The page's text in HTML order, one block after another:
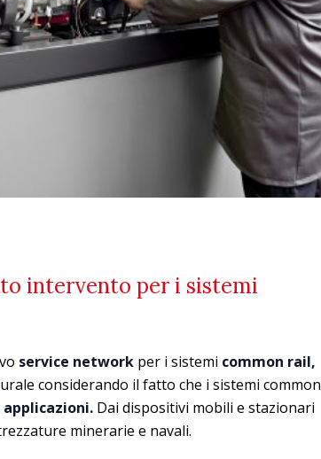
intervento per i sistemi
service network per i sistemi common rail,
considerando il fatto che i sistemi common
Dai dispositivi mobili e stazionari
minerarie e navali.